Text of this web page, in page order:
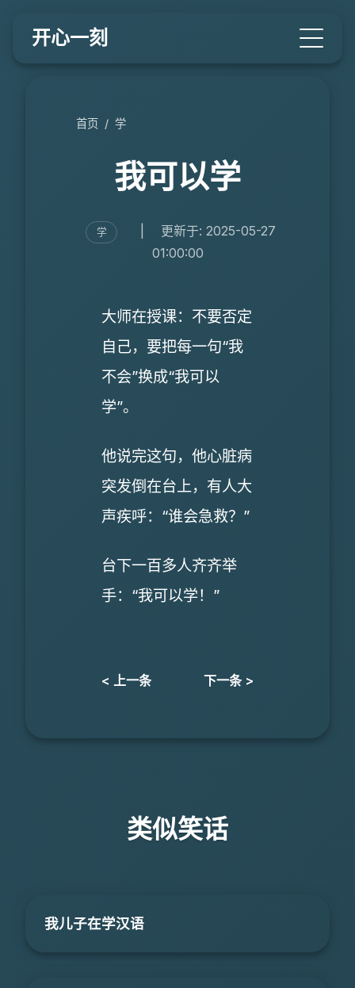
开心一刻
首页 / 学
我可以学
学
更新于: 2025-05-27
01:00:00
大师在授课：不要否定
自己，要把每一句“我
不会”换成“我可以
学”。
他说完这句，他心脏病
突发倒在台上，有人大
声疾呼：“谁会急救？”
台下一百多人齐齐举
手：“我可以学！”
< 上一条 下一条 >
类似笑话
我儿子在学汉语